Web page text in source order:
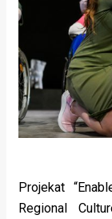
Projekat
Regional